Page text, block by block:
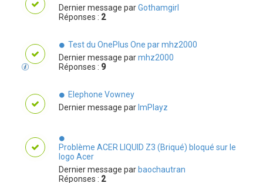
Dernier message parGothamgirl
Réponses : 2
Test du OnePlus One par mhz2000
Dernier message parmhz2000
Réponses : 9
Elephone Vowney
Dernier message par ImPlayz
Problème ACER LIQUID Z3 (Briqué) bloqué sur le
logo Acer
Dernier message par baochautran
Réponses : 2